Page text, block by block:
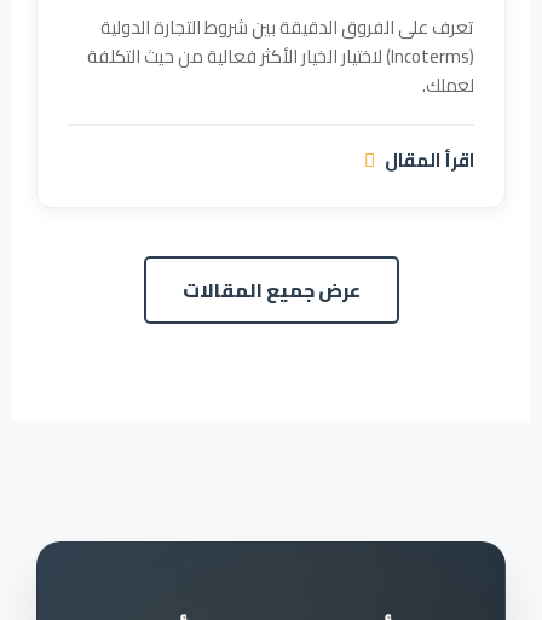
تعرف على الفروق الدقيقة بين شروط التجارة الدولية
(Incoterms) لاختيار الخيار الأكثر فعالية من حيث التكلفة
لعملك.
اقرأ المقال
عرض جميع المقالات